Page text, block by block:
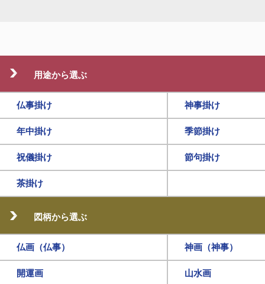
用途から選ぶ
仏事掛け 神事掛け
年中掛け 季節掛け
祝儀掛け 節句掛け
茶掛け
図柄から選ぶ
仏画（仏事） 神画（神事）
開運画 山水画